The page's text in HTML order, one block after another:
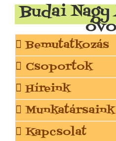
Budai
Bemutatkozás
Csoportok
Híreink
Munkatársaink
Kapcsolat